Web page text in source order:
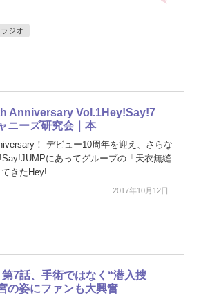
ラジオ
Anniversary Vol.1Hey!Say!7
ニーズ研究会｜本
！ デビュー10周年を迎え、さらな
にあってグループの「天衣無縫
きたHey!...
2017年10月12日
第7話、手術ではなく“潜入捜
の姿にファンも大興奮